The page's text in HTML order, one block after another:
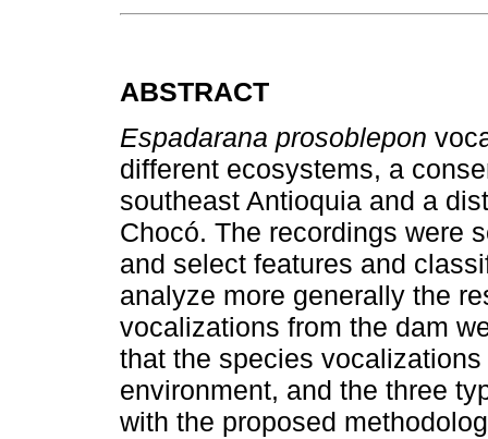
ABSTRACT
Espadarana prosoblepon
different ecosystems, a
southeast Antioquia and a
Chocó. The recordings were
and select features and
analyze more generally the
vocalizations from the dam
that the species
environment, and the three
with the proposed